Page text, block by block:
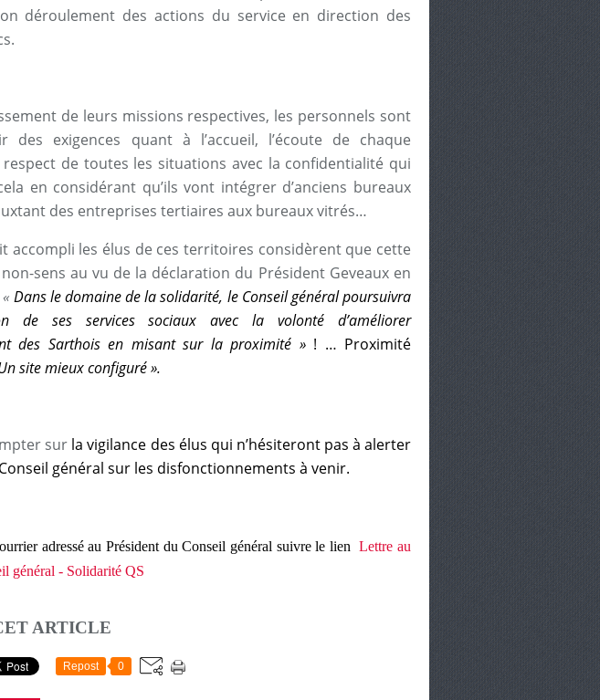
déroulement des actions du service en direction des
de leurs missions respectives, les personnels sont
des exigences quant à l’accueil, l’écoute de chaque
de toutes les situations avec la confidentialité qui
en considérant qu’ils vont intégrer d’anciens bureaux
des entreprises tertiaires aux bureaux vitrés…
accompli les élus de ces territoires considèrent que cette
sens au vu de la déclaration du Président Geveaux en
« Dans le domaine de la solidarité, le Conseil général poursuivra
de ses services sociaux avec la volonté d’améliorer
des Sarthois en misant sur la proximité » ! … Proximité
site mieux configuré ».
sur la vigilance des élus qui n’hésiteront pas à alerter
général sur les disfonctionnements à venir.
adressé au Président du Conseil général suivre le lienLettre au
général - Solidarité QS
ARTICLE
Repost 0